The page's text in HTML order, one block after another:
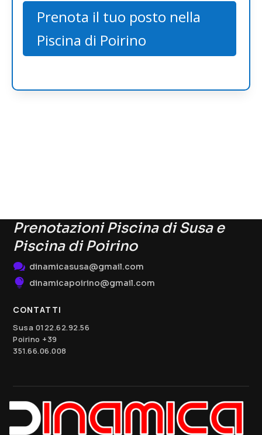
Prenota il tuo posto nella
Piscina di Poirino
Prenotazioni Piscina di Susa e
Piscina di Poirino
 dinamicasusa@gmail.com
 dinamicapoirino@gmail.com
CONTATTI
Susa 0122.62.92.56
Poirino +39
351.66.06.008